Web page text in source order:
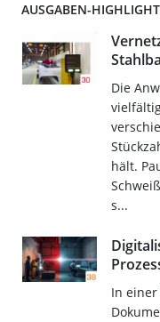
AUSGABEN-
Die
hält.
s...
In